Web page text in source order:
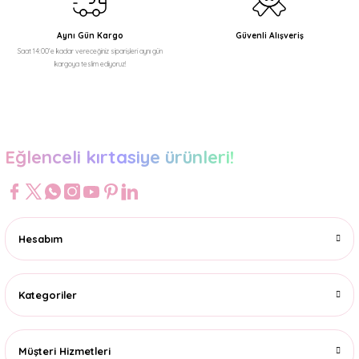
Aynı Gün Kargo
Saat 14:00'e kadar vereceğiniz siparişleri aynı gün
kargoya teslim ediyoruz!
Güvenli Alışveriş
Eğlenceli kırtasiye ürünleri!
Hesabım
Kategoriler
Müşteri Hizmetleri